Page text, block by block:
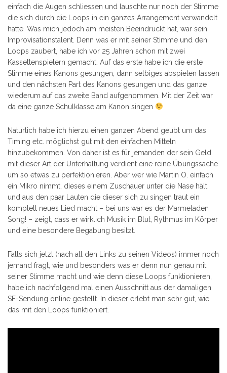
einfach die Augen schliessen und lauschte nur noch der Stimme
die sich durch die Loops in ein ganzes Arrangement verwandelt
hatte. Was mich jedoch am meisten Beeindruckt hat, war sein
Improvisationstalent. Denn was er mit seiner Stimme und den
Loops zaubert, habe ich vor 25 Jahren schon mit zwei
Kassettenspielern gemacht. Auf das erste habe ich die erste
Stimme eines Kanons gesungen, dann selbiges abspielen lassen
und den nächsten Part des Kanons gesungen und das ganze
wiederum auf das zweite Band aufgenommen. Mit der Zeit war
da eine ganze Schulklasse am Kanon singen
Natürlich habe ich hierzu einen ganzen Abend geübt um das
Timing etc. möglichst gut mit den einfachen Mitteln
hinzubekommen. Von daher ist es für jemanden der sein Geld
mit dieser Art der Unterhaltung verdient eine reine Übungssache
um so etwas zu perfektionieren. Aber wer wie Martin O. einfach
ein Mikro nimmt, dieses einem Zuschauer unter die Nase hält
und aus den paar Lauten die dieser sich zu singen traut ein
komplett neues Lied macht – bei uns war es der Marmeladen
Song! – zeigt, dass er wirklich Musik im Blut, Rythmus im Körper
und eine besondere Begabung besitzt.
Falls sich jetzt (nach all den Links zu seinen Videos) immer noch
jemand fragt, wie und besonders was er denn nun genau mit
seiner Stimme macht und wie denn diese Loops funktionieren,
habe ich nachfolgend mal einen Ausschnitt aus der damaligen
SF-Sendung online gestellt. In dieser erlebt man sehr gut, wie
das mit den Loops funktioniert.